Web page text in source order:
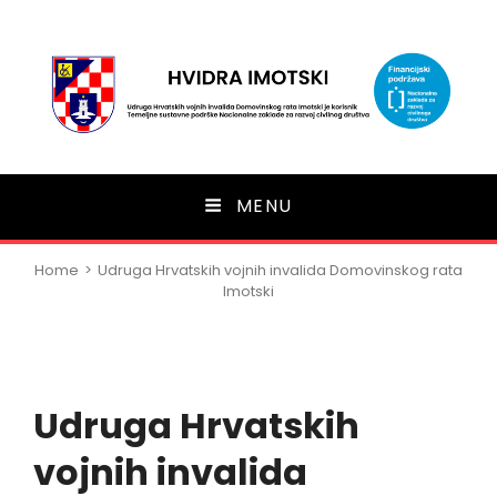
HVIDRA Imotski
MENU
Home > Udruga Hrvatskih vojnih invalida Domovinskog rata
Imotski
Udruga Hrvatskih
vojnih invalida